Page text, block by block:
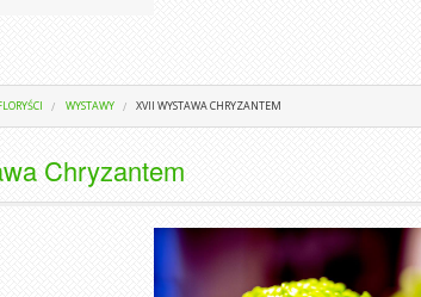
WYSTAWY XVII WYSTAWA CHRYZANTEM
Chryzantem